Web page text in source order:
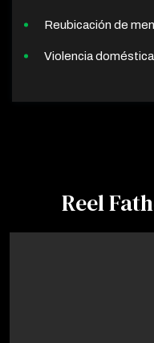
Reubicación de
Violencia doméstica
Reel